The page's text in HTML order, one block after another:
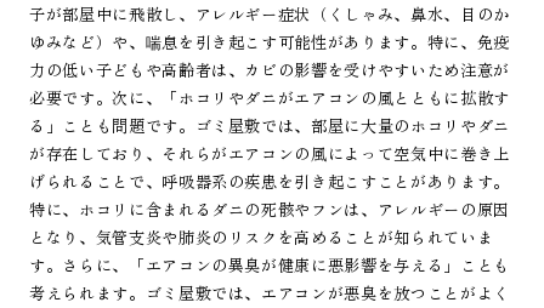
子が部屋中に飛散し、アレルギー症状（くしゃみ、鼻水、目のか
ゆみなど）や、喘息を引き起こす可能性があります。特に、免疫
力の低い子どもや高齢者は、カビの影響を受けやすいため注意が
必要です。次に、「ホコリやダニがエアコンの風とともに拡散す
る」ことも問題です。ゴミ屋敷では、部屋に大量のホコリやダニ
が存在しており、それらがエアコンの風によって空気中に巻き上
げられることで、呼吸器系の疾患を引き起こすことがあります。
特に、ホコリに含まれるダニの死骸やフンは、アレルギーの原因
となり、気管支炎や肺炎のリスクを高めることが知られていま
す。さらに、「エアコンの異臭が健康に悪影響を与える」ことも
考えられます。ゴミ屋敷では、エアコンが悪臭を放つことがよく